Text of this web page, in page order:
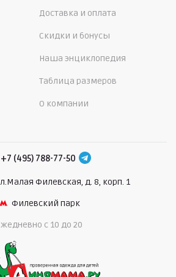
Доставка и оплата
Скидки и бонусы
Наша энциклопедия
Таблица размеров
О компании
+7 (495) 788-77-50
Филевская, д. 8, корп. 1
Филевский парк
c 10 до 20